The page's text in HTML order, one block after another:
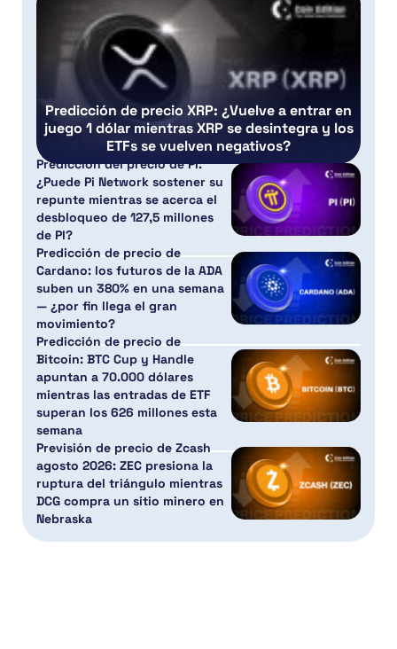
Predicción de precio XRP: ¿Vuelve a entrar en
juego 1 dólar mientras XRP se desintegra y los
ETFs se vuelven negativos?
Predicción del precio de PI:
¿Puede Pi Network sostener su
repunte mientras se acerca el
desbloqueo de 127,5 millones
de PI?
Predicción de precio de
Cardano: los futuros de la ADA
suben un 380% en una semana
— ¿por fin llega el gran
movimiento?
Predicción de precio de
Bitcoin: BTC Cup y Handle
apuntan a 70.000 dólares
mientras las entradas de ETF
superan los 626 millones esta
semana
Previsión de precio de Zcash
agosto 2026: ZEC presiona la
ruptura del triángulo mientras
DCG compra un sitio minero en
Nebraska